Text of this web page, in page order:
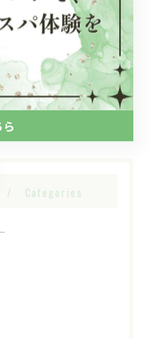
次のページ >
Categories